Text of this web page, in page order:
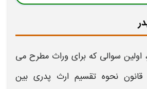
، اولین سوالی که برای وراث مطرح می
قانون نحوه تقسیم ارث پدری بين